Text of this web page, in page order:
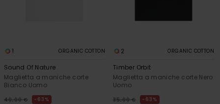
1 ORGANIC COTTON
Sound Of Nature
Maglietta a maniche corte
Bianco Uomo
40,00 € 63%
2 ORGANIC COTTON
Timber Orbit
Maglietta a maniche corte Nero
Uomo
35,00 € 63%